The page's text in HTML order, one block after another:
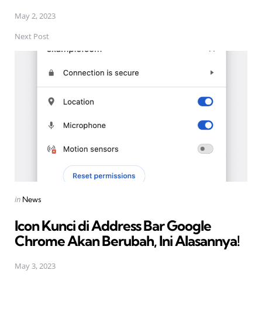
May 2, 2023
Next Post
Posted
in News
Icon Kunci di Address Bar Google
Chrome Akan Berubah, Ini Alasannya!
May 3, 2023